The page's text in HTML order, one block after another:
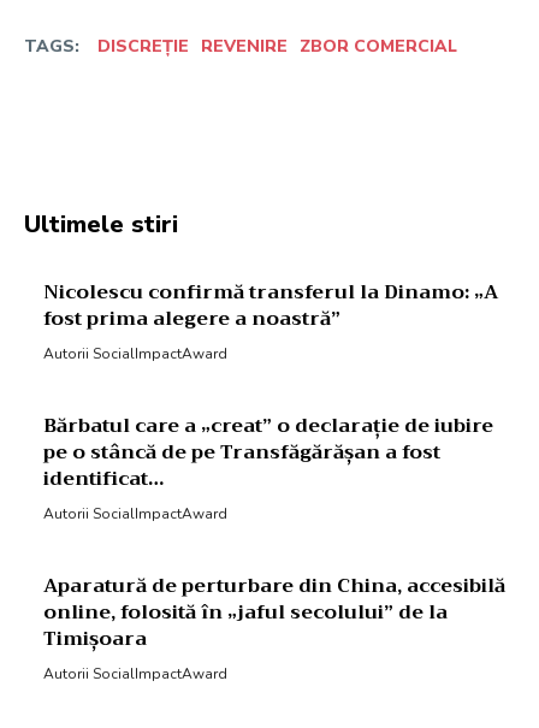
TAGS: DISCREȚIE REVENIRE ZBOR COMERCIAL
Ultimele stiri
Nicolescu confirmă transferul la Dinamo: „A
fost prima alegere a noastră”
Autorii SocialImpactAward
Bărbatul care a „creat” o declarație de iubire
pe o stâncă de pe Transfăgărășan a fost
identificat…
Autorii SocialImpactAward
Aparatură de perturbare din China, accesibilă
online, folosită în „jaful secolului” de la
Timișoara
Autorii SocialImpactAward